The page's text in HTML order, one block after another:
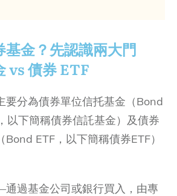
基金？先認識兩大門
vs 債券 ETF
要分為債券單位信托基金（Bond
以下簡稱債券信託基金）及債券
ETF，以下簡稱債券ETF）
過基金公司或銀行買入，由專